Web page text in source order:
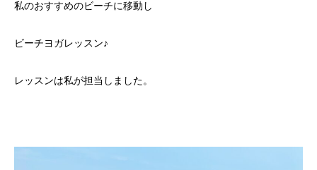
私のおすすめのビーチに移動し
ビーチヨガレッスン♪
レッスンは私が担当しました。